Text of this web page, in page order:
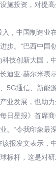
施投资，对提
，中国制造业
步。”巴西中国
技创新大国，
迪亚·赫尔米表
5G通信、新能
业发展，也助力
日星报》首席
。“令我印象最
报发文表示，
标杆，这是对